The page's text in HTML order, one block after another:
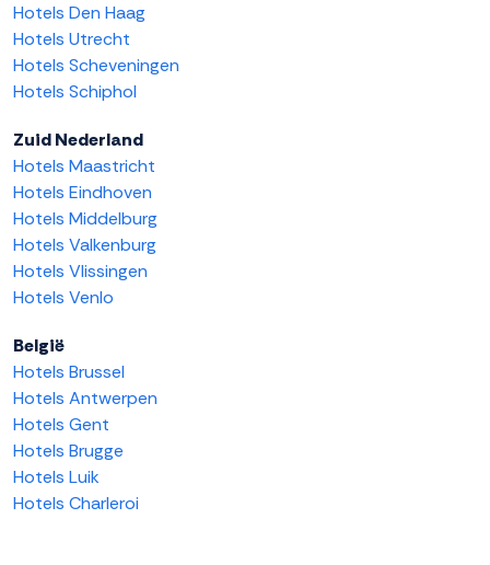
Hotels Den Haag
Hotels Utrecht
Hotels Scheveningen
Hotels Schiphol
Zuid Nederland
Hotels Maastricht
Hotels Eindhoven
Hotels Middelburg
Hotels Valkenburg
Hotels Vlissingen
Hotels Venlo
België
Hotels Brussel
Hotels Antwerpen
Hotels Gent
Hotels Brugge
Hotels Luik
Hotels Charleroi